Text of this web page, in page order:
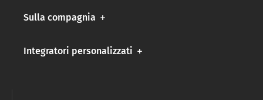
Sulla compagnia
Integratori personalizzati